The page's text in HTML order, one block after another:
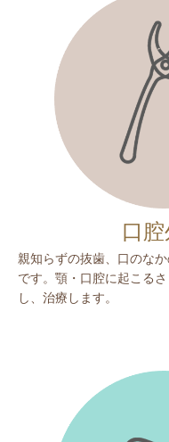
口
親知らずの抜歯、口のな
です。顎・口腔に起こる
し、治療します。